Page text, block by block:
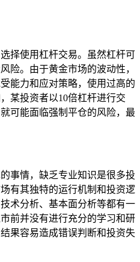
择使用杠杆交易。虽然杠杆可
险。由于黄金市场的波动性，
能力和应对策略，使用过高的
某投资者以10倍杠杆进行交
可能面临强制平仓的风险，最
事情，缺乏专业知识是很多投
有其独特的运行机制和投资逻
术分析、基本面分析等都有一
前并没有进行充分的学习和研
果容易造成错误判断和投资失